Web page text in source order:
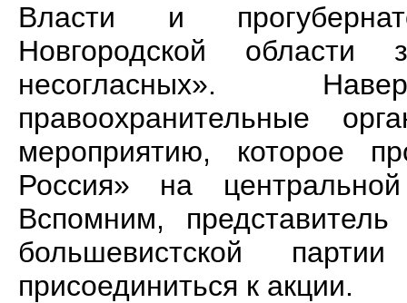
Власти и
Новгородской
несогласных».
правоохранительные
мероприятию, которое
Россия» на
Вспомним, представитель
большевистской
присоединиться к акции.